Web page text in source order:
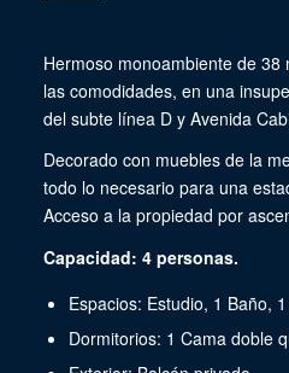
Hermoso monoambiente de
las comodidades, en una
del subte línea D y Avenida
Decorado con muebles de la
todo lo necesario para una
Acceso a la propiedad por
Capacidad: 4 personas.
Espacios: Estudio, 1 Baño,
Dormitorios: 1 Cama doble